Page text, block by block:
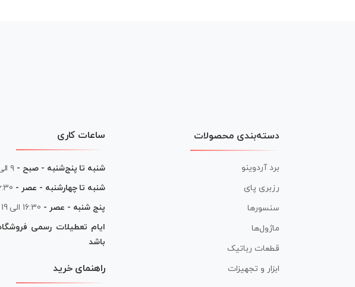
دسته‌بندی محصولات
برد آردوینو
رزبری پای
سنسورها
ماژول‌ها
قطعات رباتیک
ابزار و تجهیزات
ساعات کاری
شنبه تا پنج‌شنبه - صبح - ۹ الی ۱۳
شنبه تا چهارشنبه - عصر - 16:30
پنج شنبه - عصر - 16:30 الی 19
ایام تعطیلات رسمی
باشد
راهنمای خرید